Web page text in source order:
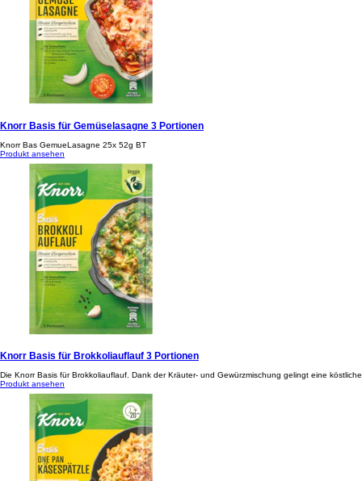
Knorr Basis für Gemüselasagne 3 Portionen
Knorr Bas GemueLasagne 25x 52g BT
Produkt ansehen
Knorr Basis für Brokkoliauflauf 3 Portionen
Die Knorr Basis für Brokkoliauflauf. Dank der Kräuter- und Gewürzmischung gelingt eine
Produkt ansehen